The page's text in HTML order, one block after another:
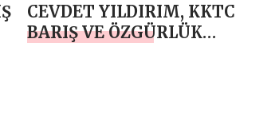
CEVDET YILDIRIM, KKTC
BARIŞ VE ÖZGÜRLÜK